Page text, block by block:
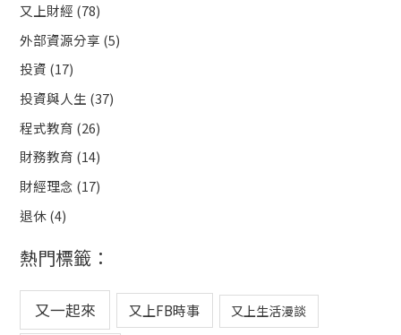
又上財經 (78)
外部資源分享 (5)
投資 (17)
投資與人生 (37)
程式教育 (26)
財務教育 (14)
財經理念 (17)
退休(4)
熱門標籤：
又一起來 又上FB時事 又上生活漫談